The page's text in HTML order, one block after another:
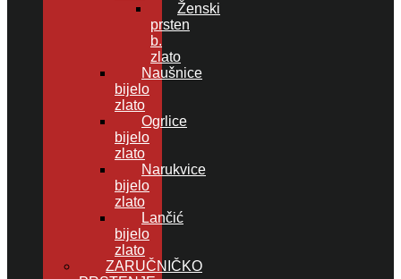
Ženski
prsten
b.
zlato
Naušnice
bijelo
zlato
Ogrlice
bijelo
zlato
Narukvice
bijelo
zlato
Lančić
bijelo
zlato
ZARUČNIČKO